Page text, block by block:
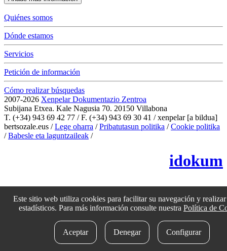
Quiénes somos
Dónde estamos
Servicios
Petición de información
Cómo realizar búsquedas
2007-2026 Xenpelar Dokumentazio Zentroa
Subijana Etxea. Kale Nagusia 70. 20150 Villabona
T. (+34) 943 69 42 77 / F. (+34) 943 69 30 41 / xenpelar [a bildua]
bertsozale.eus /Lege oharra /Pribatutasun politika /Cookie politika
/Babesle eta laguntzaileak /
idokum
Este sitio web utiliza cookies para facilitar su navegación y realizar
estadísticos. Para más información consulte nuestra Política de
Aceptar Denegar Configurar